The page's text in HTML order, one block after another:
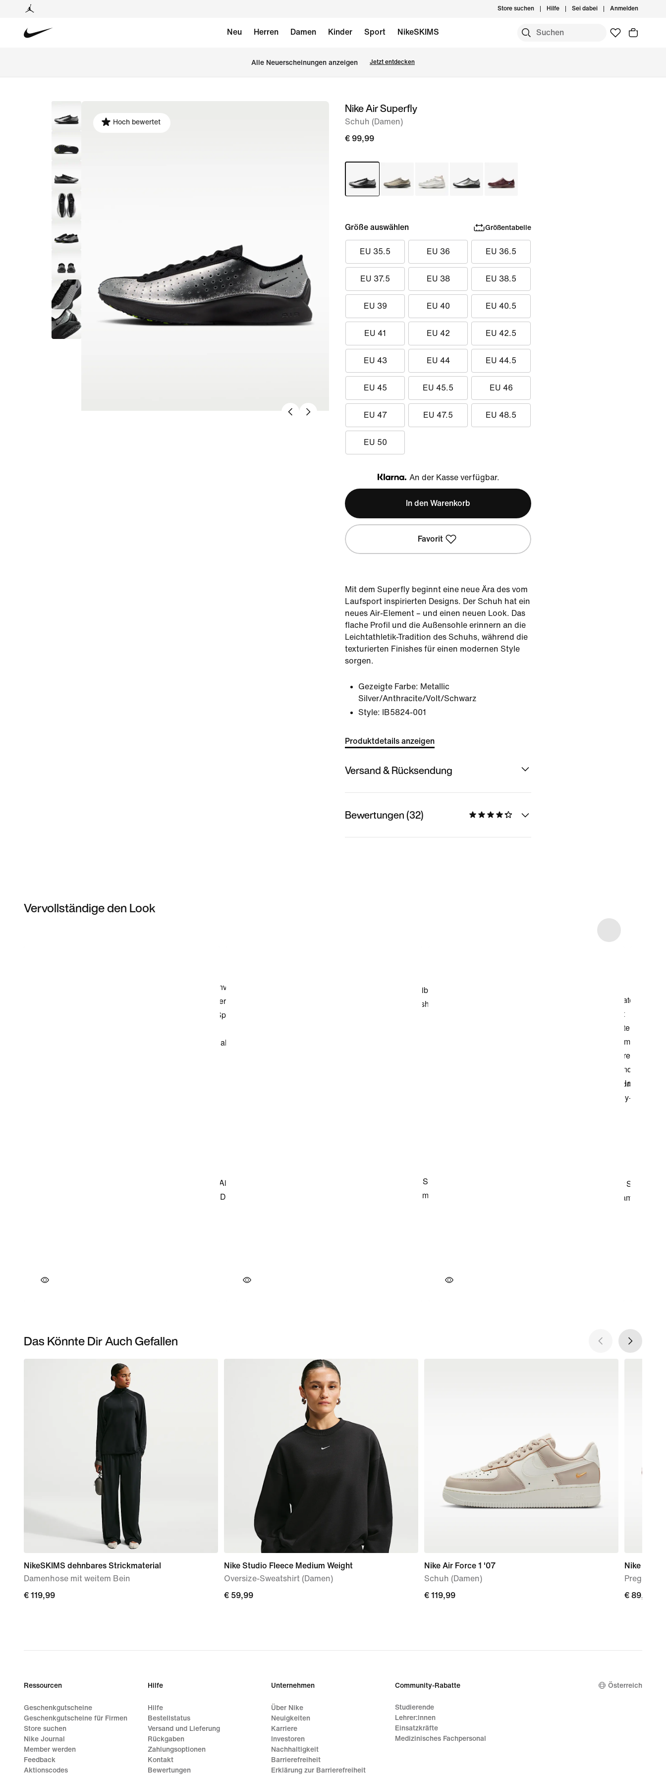
Store suchen Hilfe Sei dabei Anmelden
Neu Herren Damen Kinder Sport NikeSKIMS
Alle Neuerscheinungen anzeigen Jetzt entdecken
Bild 1
Hoch bewertet
Nike Air Superfly
Schuh (Damen)
€ 99,99
Größe auswählen Größentabelle
EU 35.5 EU 36 EU 36.5
EU 37.5 EU 38 EU 38.5
EU 39 EU 40 EU 40.5
EU 41 EU 42 EU 42.5
EU 43 EU 44 EU 44.5
EU 45 EU 45.5 EU 46
EU 47 EU 47.5 EU 48.5
EU 50
Klarna
An der Kasse verfügbar.
In den Warenkorb
Favorit
Mit dem Superfly beginnt eine neue Ära des vom
Laufsport inspirierten Designs. Der Schuh hat ein
neues Air-Element – und einen neuen Look. Das
flache Profil und die Außensohle erinnern an die
Leichtathletik-Tradition des Schuhs, während die
texturierten Finishes für einen modernen Style
sorgen.
Gezeigte Farbe: Metallic
Silver/Anthracite/Volt/Schwarz
Style:
IB5824-001
Produktdetails anzeigen
Versand & Rücksendung
Bewertungen (32)
Vervollständige den Look
Das Könnte Dir Auch Gefallen
NikeSKIMS dehnbares Strickmaterial
Damenhose mit weitem Bein
€ 119,99
€ 119,99
Nike Studio Fleece Medium Weight
Oversize-Sweatshirt (Damen)
€ 59,99
€ 59,99
Nike Air Force 1 '07
Schuh (Damen)
€ 119,99
€ 119,99
Nike Mind
Pregame
€ 89,99
€ 89,99
Ressourcen
Geschenkgutscheine
Geschenkgutscheine für Firmen
Store suchen
Nike Journal
Member werden
Feedback
Aktionscodes
Hilfe
Hilfe
Bestellstatus
Versand und Lieferung
Rückgaben
Zahlungsoptionen
Kontakt
Bewertungen
Unternehmen
Über Nike
Neuigkeiten
Karriere
Investoren
Nachhaltigkeit
Barrierefreiheit
Erklärung zur Barrierefreiheit
Community-Rabatte
Studierende
Lehrer:innen
Einsatzkräfte
Medizinisches Fachpersonal
Österreich